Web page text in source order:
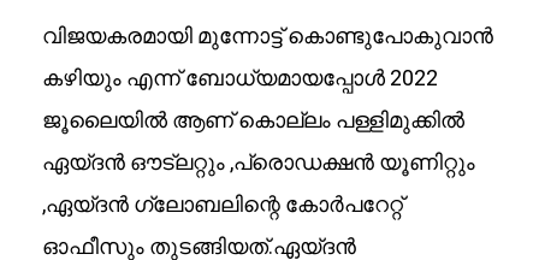
വിജയകരമായി മുന്നോട്ട് കൊണ്ടുപോകുവാൻ
കഴിയും എന്ന് ബോധ്യമായപ്പോൾ 2022
ജൂലൈയിൽ ആണ് കൊല്ലം പള്ളിമുക്കിൽ
ഏയ്ദൻ ഔട്ലറ്റും ,പ്രൊഡക്ഷൻ യൂണിറ്റും
,ഏയ്ദൻ ഗ്ലോബലിന്റെ കോർപറേറ്റ്
ഓഫീസും തുടങ്ങിയത്.ഏയ്ദൻ